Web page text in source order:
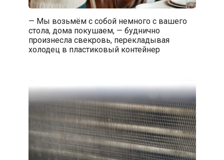
— Мы возьмём с собой немного с вашего
стола, дома покушаем, — буднично
произнесла свекровь, перекладывая
холодец в пластиковый контейнер